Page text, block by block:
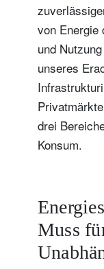
von Energie
und
unseres
drei
Konsum.
Muss